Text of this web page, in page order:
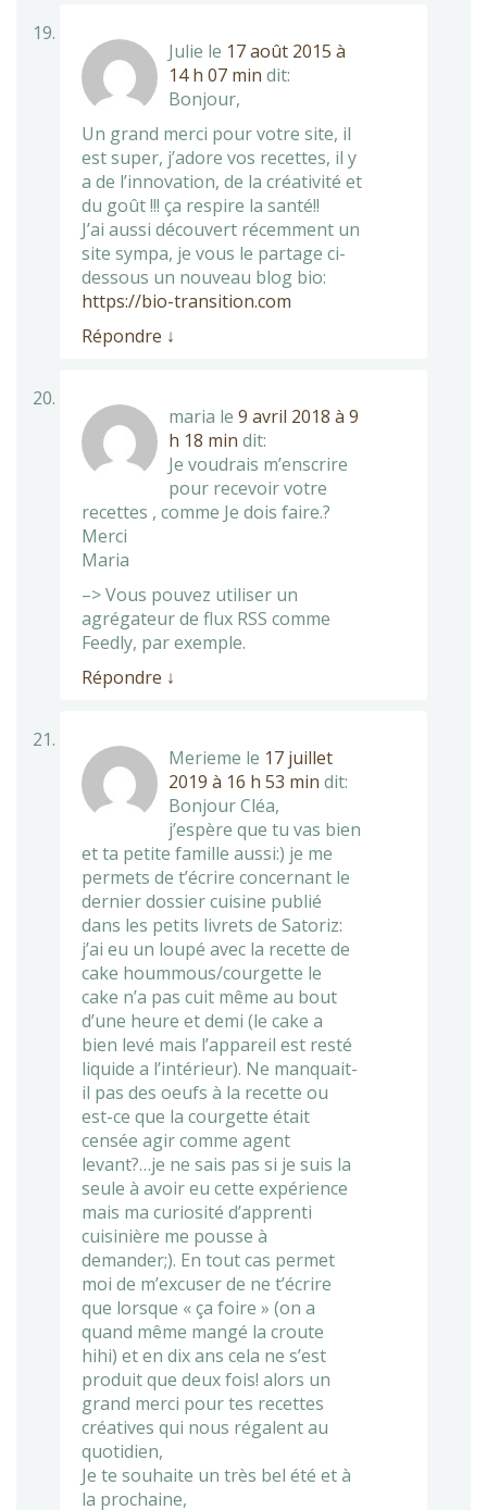
Julie le 17 août 2015 à
14 h 07 min dit:
Bonjour,
Un grand merci pour votre site, il
est super, j’adore vos recettes, il y
a de l’innovation, de la créativité et
du goût !!! ça respire la santé!!
J’ai aussi découvert récemment un
site sympa, je vous le partage ci-
dessous un nouveau blog bio:
https://bio-transition.com
Répondre ↓
maria le 9 avril 2018 à 9
h 18 min dit:
Je voudrais m’enscrire
pour recevoir votre
recettes , comme Je dois faire.?
Merci
Maria
–> Vous pouvez utiliser un
agrégateur de flux RSS comme
Feedly, par exemple.
Répondre ↓
Merieme le 17 juillet
2019 à 16 h 53 min dit:
Bonjour Cléa,
j’espère que tu vas bien
et ta petite famille aussi:) je me
permets de t’écrire concernant le
dernier dossier cuisine publié
dans les petits livrets de Satoriz:
j’ai eu un loupé avec la recette de
cake hoummous/courgette le
cake n’a pas cuit même au bout
d’une heure et demi (le cake a
bien levé mais l’appareil est resté
liquide a l’intérieur). Ne manquait-
il pas des oeufs à la recette ou
est-ce que la courgette était
censée agir comme agent
levant?…je ne sais pas si je suis la
seule à avoir eu cette expérience
mais ma curiosité d’apprenti
cuisinière me pousse à
demander;). En tout cas permet
moi de m’excuser de ne t’écrire
que lorsque « ça foire » (on a
quand même mangé la croute
hihi) et en dix ans cela ne s’est
produit que deux fois! alors un
grand merci pour tes recettes
créatives qui nous régalent au
quotidien,
Je te souhaite un très bel été et à
la prochaine,